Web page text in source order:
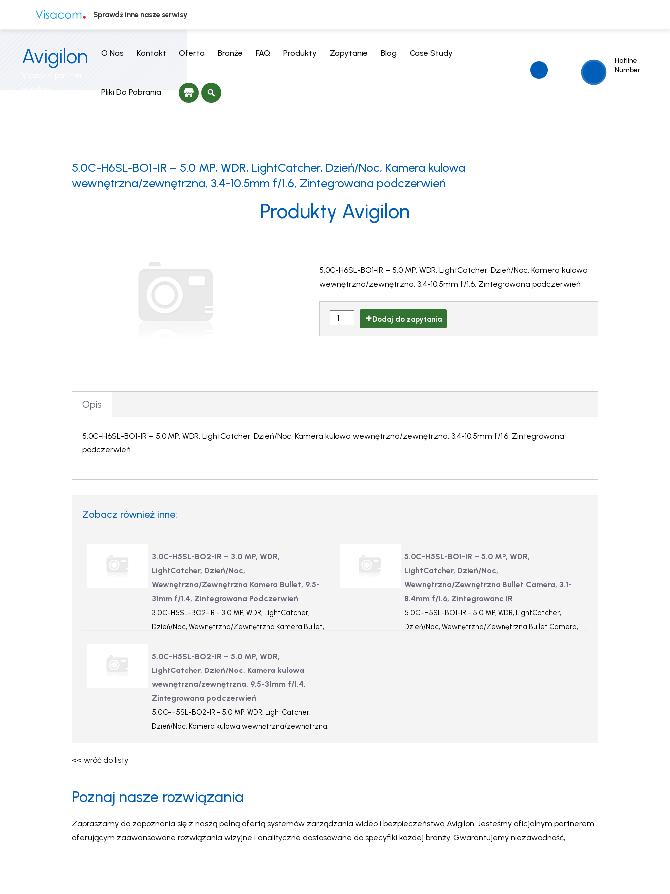
Avigilon
Visacom partner
Avigilon
O Nas Kontakt Oferta Branże FAQ Produkty Zapytanie Blog Case Study
Pliki Do Pobrania
Hotline
Number
5.0C-H6SL-BO1-IR – 5.0 MP, WDR, LightCatcher, Dzień/Noc, Kamera kulowa
wewnętrzna/zewnętrzna, 3.4-10.5mm f/1.6, Zintegrowana podczerwień
Produkty Avigilon
5.0C-H6SL-BO1-IR – 5.0 MP, WDR, LightCatcher, Dzień/Noc, Kamera kulowa
wewnętrzna/zewnętrzna, 3.4-10.5mm f/1.6, Zintegrowana podczerwień
Dodaj do zapytania
Opis
5.0C-H6SL-BO1-IR – 5.0 MP, WDR, LightCatcher, Dzień/Noc, Kamera kulowa wewnętrzna/zewnętrzna, 3.4-10.5mm f/1.6, Zintegrowana
podczerwień
Zobacz również inne:
3.0C-H5SL-BO2-IR – 3.0 MP, WDR,
LightCatcher, Dzień/Noc,
Wewnętrzna/Zewnętrzna Kamera Bullet, 9.5-
31mm f/1.4, Zintegrowana Podczerwień
3.0C-H5SL-BO2-IR - 3.0 MP, WDR, LightCatcher,
Dzień/Noc, Wewnętrzna/Zewnętrzna Kamera Bullet,
5.0C-H5SL-BO1-IR – 5.0 MP, WDR,
LightCatcher, Dzień/Noc,
Wewnętrzna/Zewnętrzna Bullet Camera, 3.1-
8.4mm f/1.6, Zintegrowana IR
5.0C-H5SL-BO1-IR - 5.0 MP, WDR, LightCatcher,
Dzień/Noc, Wewnętrzna/Zewnętrzna Bullet Camera,
5.0C-H5SL-BO2-IR – 5.0 MP, WDR,
LightCatcher, Dzień/Noc, Kamera kulowa
wewnętrzna/zewnętrzna, 9,5-31mm f/1.4,
Zintegrowana podczerwień
5.0C-H5SL-BO2-IR - 5.0 MP, WDR, LightCatcher,
Dzień/Noc, Kamera kulowa wewnętrzna/zewnętrzna,
<< wróć do listy
Poznaj nasze rozwiązania
Zapraszamy do zapoznania się z naszą pełną ofertą systemów zarządzania wideo i bezpieczeństwa Avigilon. Jesteśmy oficjalnym partnerem
oferującym zaawansowane rozwiązania wizyjne i analityczne dostosowane do specyfiki każdej branży. Gwarantujemy niezawodność,
Sprawdź inne nasze serwisy